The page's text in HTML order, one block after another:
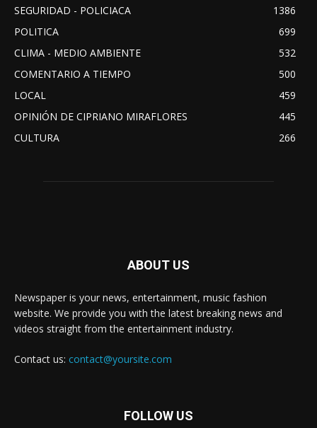
SEGURIDAD - POLICIACA
1386
POLITICA
699
CLIMA - MEDIO AMBIENTE
532
COMENTARIO A TIEMPO
500
LOCAL
459
OPINIÓN DE CIPRIANO MIRAFLORES
445
CULTURA
266
ABOUT US
Newspaper is your news, entertainment, music fashion
website. We provide you with the latest breaking news and
videos straight from the entertainment industry.
Contact us: contact@yoursite.com
FOLLOW US